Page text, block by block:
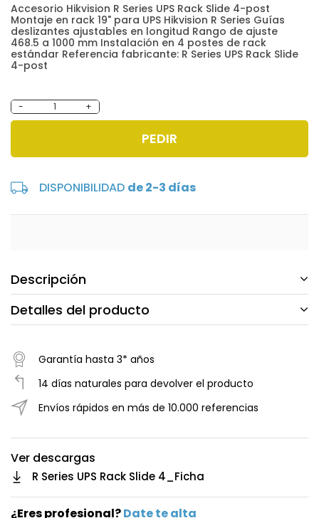
Accesorio Hikvision R Series UPS Rack Slide 4-post
Montaje en rack 19" para UPS Hikvision R Series Guías
deslizantes ajustables en longitud Rango de ajuste
468.5 a 1000 mm Instalación en 4 postes de rack
estándar Referencia fabricante: R Series UPS Rack Slide
4-post
- +
PEDIR
DISPONIBILIDAD de 2-3 días
Descripción
Detalles del producto
Garantía hasta 3* años
14 días naturales para devolver el producto
Envíos rápidos en más de 10.000 referencias
Ver descargas
R Series UPS Rack Slide 4_Ficha
¿Eres profesional?Date te alta